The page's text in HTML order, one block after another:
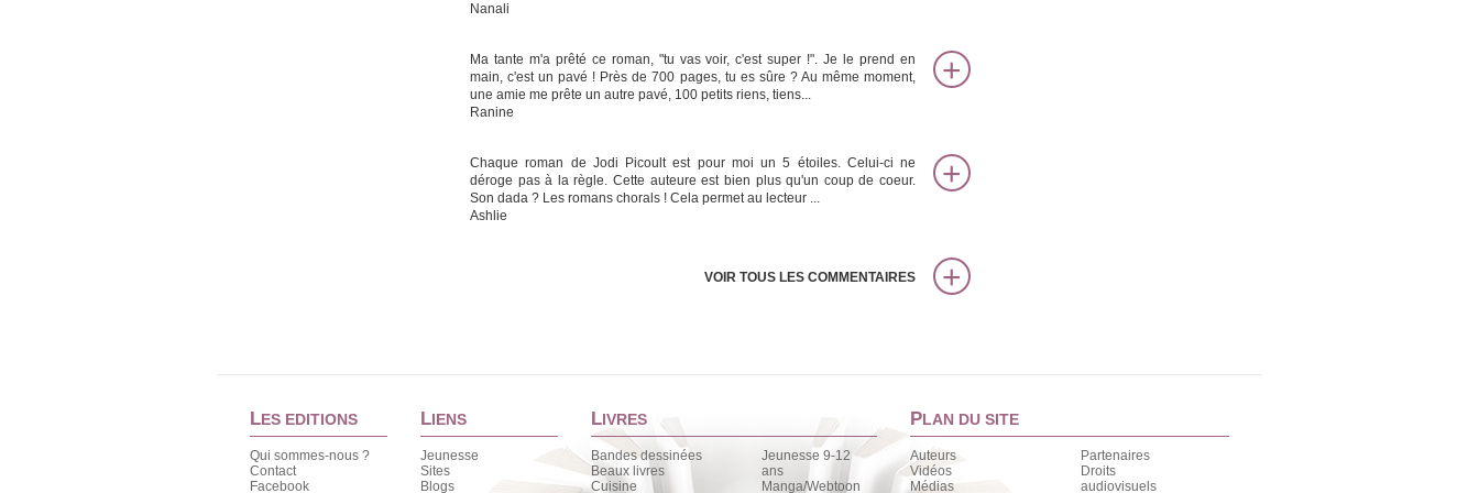
Nanali
Ma tante m'a prêté ce roman, "tu vas voir, c'est super !". Je le prend en
main, c'est un pavé ! Près de 700 pages, tu es sûre ? Au même moment,
une amie me prête un autre pavé, 100 petits riens, tiens...
Ranine
Chaque roman de Jodi Picoult est pour moi un 5 étoiles. Celui-ci ne
déroge pas à la règle. Cette auteure est bien plus qu'un coup de coeur.
Son dada ? Les romans chorals ! Cela permet au lecteur ...
Ashlie
VOIR TOUS LES COMMENTAIRES
LES EDITIONS
Qui sommes-nous ?
Contact
Facebook
LIENS
Jeunesse
Sites
Blogs
LIVRES
Bandes dessinées
Beaux livres
Cuisine
Jeunesse 9-12
ans
Manga/Webtoon
PLAN DU SITE
Auteurs
Vidéos
Médias
Partenaires
Droits
audiovisuels